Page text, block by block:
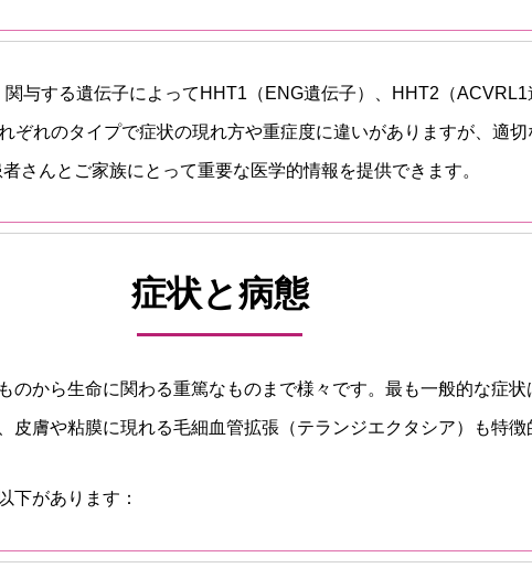
与する遺伝子によってHHT1（ENG遺伝子）、HHT2（ACVRL1
ぞれのタイプで症状の現れ方や重症度に違いがありますが、適
さんとご家族にとって重要な医学的情報を提供できます。
症状と病態
のから生命に関わる重篤なものまで様々です。最も一般的な症
皮膚や粘膜に現れる毛細血管拡張（テランジエクタシア）も特徴
下があります：